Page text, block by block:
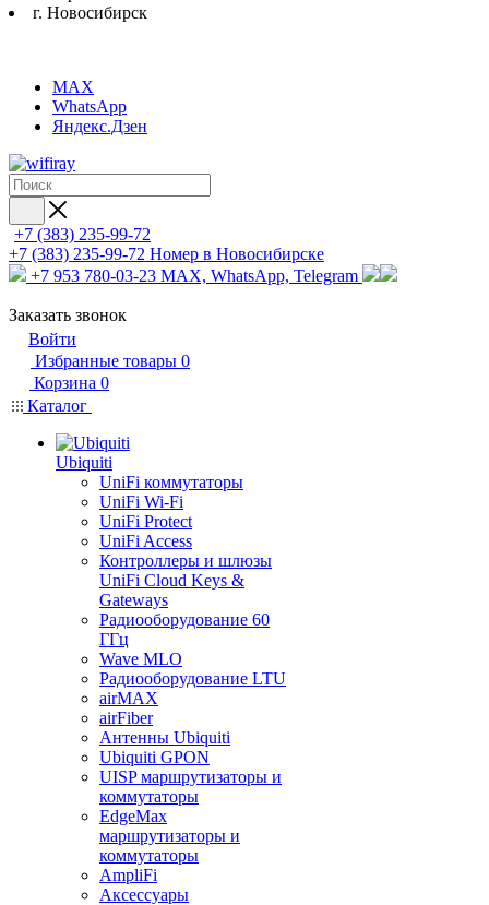
г. Новосибирск
MAX
WhatsApp
Яндекс.Дзен
+7 (383) 235-99-72
+7 (383) 235-99-72 Номер в Новосибирске
+7 953 780-03-23 MAX, WhatsApp, Telegram
Заказать звонок
Войти
Избранные товары 0
Корзина 0
Каталог
Ubiquiti
UniFi коммутаторы
UniFi Wi-Fi
UniFi Protect
UniFi Access
Контроллеры и шлюзы
UniFi Cloud Keys &
Gateways
Радиооборудование 60
ГГц
Wave MLO
Радиооборудование LTU
airMAX
airFiber
Антенны Ubiquiti
Ubiquiti GPON
UISP маршрутизаторы и
коммутаторы
EdgeMax
маршрутизаторы и
коммутаторы
AmpliFi
Аксессуары